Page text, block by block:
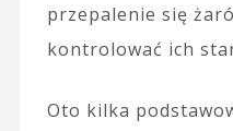
przepalenie się
kontrolować ich
Oto kilka